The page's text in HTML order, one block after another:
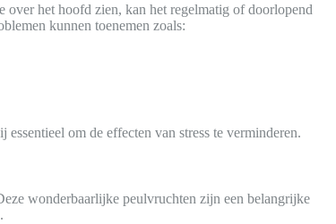
over het hoofd zien, kan het regelmatig of doorlopend
kunnen toenemen zoals:
om de effecten van stress te verminderen.
wonderbaarlijke peulvruchten zijn een belangrijke